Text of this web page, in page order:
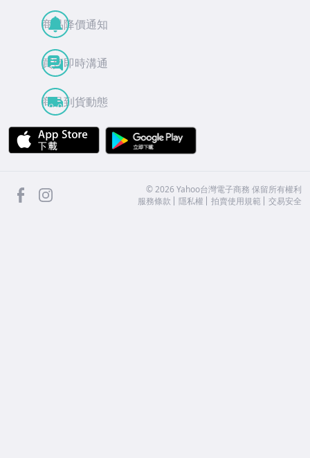
商品降價通知
買賣即時溝通
商品到貨動態
APP Store
facebook ©2026 Yahoo台灣電子商務 保留所有權利
服務條款
隱私權 拍賣使用規範 交易安全